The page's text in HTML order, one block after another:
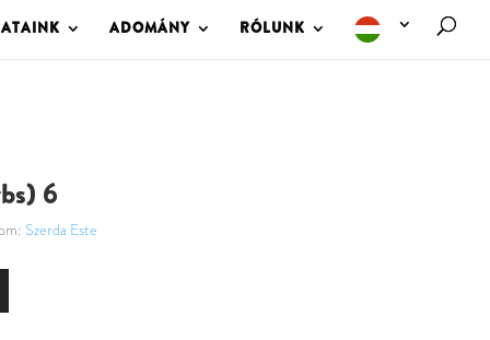
ADOMÁNY RÓLUNK
6
Szerda Este